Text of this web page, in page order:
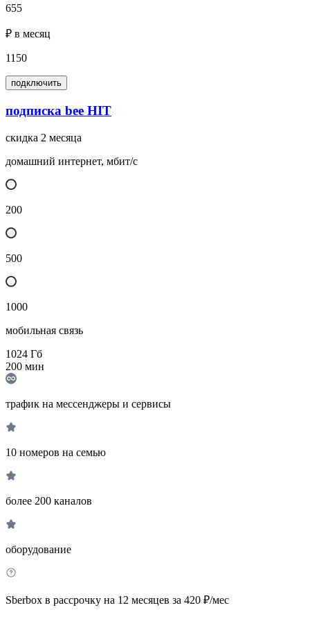
655
₽ в месяц
1150
подключить
подписка bee HIT
скидка 2 месяца
домашний интернет, мбит/с
200
500
1000
мобильная связь
1024 Гб
200 мин
трафик на мессенджеры и сервисы
10 номеров на семью
более 200 каналов
оборудование
Sberbox в рассрочку на 12 месяцев за 420 ₽/мес